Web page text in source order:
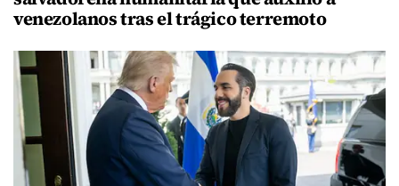
venezolanos tras el trágico terremoto